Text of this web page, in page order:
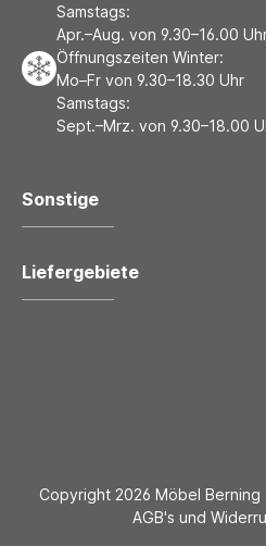
Samstags:
Apr.–Aug. von 9.30–16.00
Öffnungszeiten Winter:
Mo–Fr von 9.30–18.30 Uhr
Samstags:
Sept.–Mrz. von 9.30–18.00
Sonstige
Liefergebiete
Copyright 2026 Möbel Berning |
AGB's und